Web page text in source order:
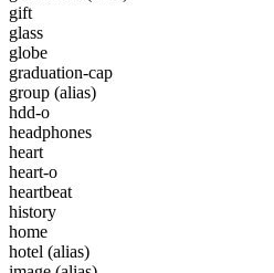
gift
glass
globe
graduation-cap
group (alias)
hdd-o
headphones
heart
heart-o
heartbeat
history
home
hotel (alias)